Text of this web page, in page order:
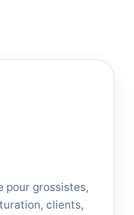
pour grossistes,
clients,